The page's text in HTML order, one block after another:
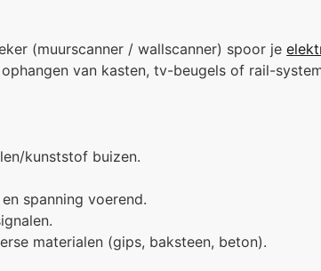
(muurscanner / wallscanner) spoor je
van kasten, tv-beugels of rail-
kunststof buizen.
spanning voerend.
materialen (gips, baksteen, beton).